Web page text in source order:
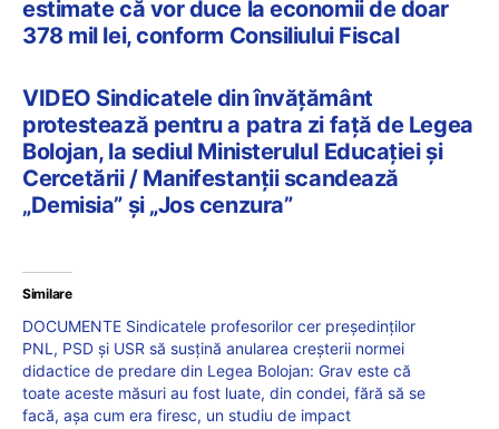
estimate că vor duce la economii de doar
378 mil lei, conform Consiliului Fiscal
VIDEO Sindicatele din învățământ
protestează pentru a patra zi față de Legea
Bolojan, la sediul MinisteruluI Educației și
Cercetării / Manifestanții scandează
„Demisia” și „Jos cenzura”
Similare
DOCUMENTE Sindicatele profesorilor cer președinților
PNL, PSD și USR să susțină anularea creșterii normei
didactice de predare din Legea Bolojan: Grav este că
toate aceste măsuri au fost luate, din condei, fără să se
facă, aşa cum era firesc, un studiu de impact